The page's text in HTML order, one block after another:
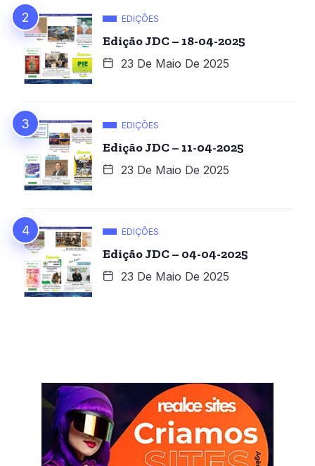
EDIÇÕES
Edição JDC – 18-04-2025
23 De Maio De 2025
EDIÇÕES
Edição JDC – 11-04-2025
23 De Maio De 2025
EDIÇÕES
Edição JDC – 04-04-2025
23 De Maio De 2025